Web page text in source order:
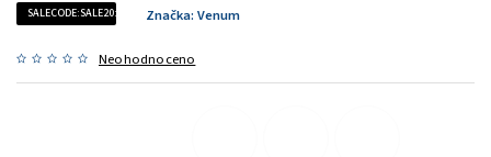
SALECODE:SALE20:20:%
Neohodnoceno
Značka: Venum